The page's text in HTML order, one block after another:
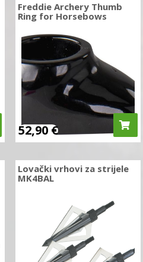
Freddie Archery Thumb
Ring for Horsebows
52,90 €
Lovački vrhovi za strijele
MK4BAL